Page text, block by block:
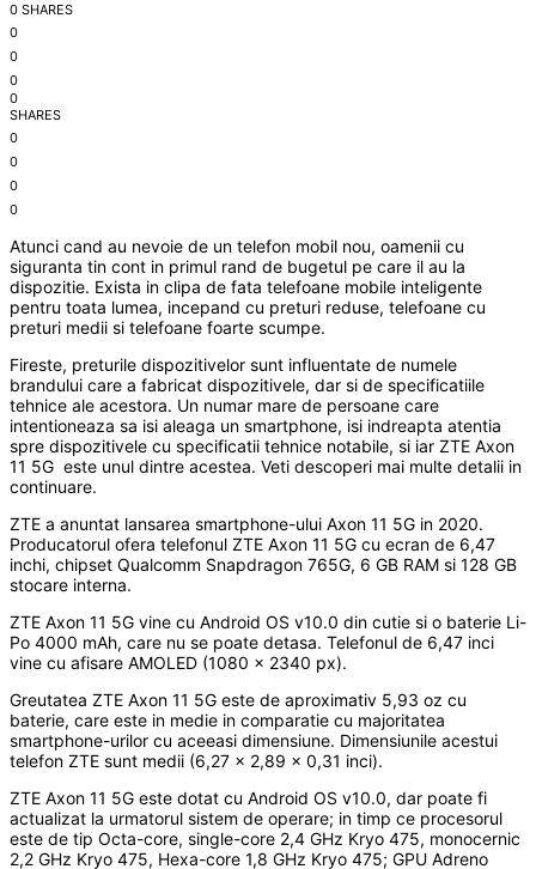
0 SHARES
0
0
0
0
SHARES
0
0
0
0
Atunci cand au nevoie de un telefon mobil nou, oamenii cu
siguranta tin cont in primul rand de bugetul pe care il au la
dispozitie. Exista in clipa de fata telefoane mobile inteligente
pentru toata lumea, incepand cu preturi reduse, telefoane cu
preturi medii si telefoane foarte scumpe.
Fireste, preturile dispozitivelor sunt influentate de numele
brandului care a fabricat dispozitivele, dar si de specificatiile
tehnice ale acestora. Un numar mare de persoane care
intentioneaza sa isi aleaga un smartphone, isi indreapta atentia
spre dispozitivele cu specificatii tehnice notabile, si iar ZTE Axon
11 5G este unul dintre acestea. Veti descoperi mai multe detalii in
continuare.
ZTE a anuntat lansarea smartphone-ului Axon 11 5G in 2020.
Producatorul ofera telefonul ZTE Axon 11 5G cu ecran de 6,47
inchi, chipset Qualcomm Snapdragon 765G, 6 GB RAM si 128 GB
stocare interna.
ZTE Axon 11 5G vine cu Android OS v10.0 din cutie si o baterie Li-
Po 4000 mAh, care nu se poate detasa. Telefonul de 6,47 inci
vine cu afisare AMOLED (1080 x 2340 px).
Greutatea ZTE Axon 11 5G este de aproximativ 5,93 oz cu
baterie, care este in medie in comparatie cu majoritatea
smartphone-urilor cu aceeasi dimensiune. Dimensiunile acestui
telefon ZTE sunt medii (6,27 x 2,89 x 0,31 inci).
ZTE Axon 11 5G este dotat cu Android OS v10.0, dar poate fi
actualizat la urmatorul sistem de operare; in timp ce procesorul
este de tip Octa-core, single-core 2,4 GHz Kryo 475, monocernic
2,2 GHz Kryo 475, Hexa-core 1,8 GHz Kryo 475; GPU Adreno